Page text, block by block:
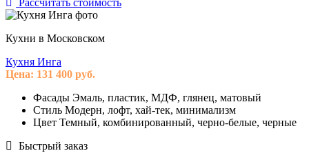
Кухни в Московском
Кухня Инга
Цена: 131 400 руб.
Фасады Эмаль, пластик, МДФ, глянец, матовый
Стиль Модерн, лофт, хай-тек, минимализм
Цвет Темный, комбинированный, черно-белые, черные
Быстрый заказ